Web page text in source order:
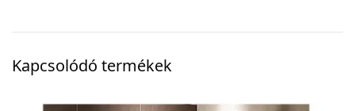
Kapcsolódó termékek